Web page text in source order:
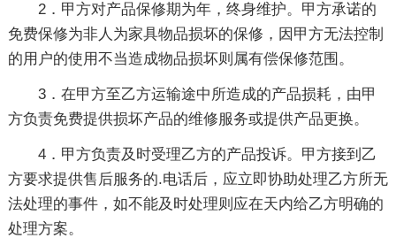
2．甲方对产品保修期为年，终身维护。甲方承诺的
免费保修为非人为家具物品损坏的保修，因甲方无法控制
的用户的使用不当造成物品损坏则属有偿保修范围。
3．在甲方至乙方运输途中所造成的产品损耗，由甲
方负责免费提供损坏产品的维修服务或提供产品更换。
4．甲方负责及时受理乙方的产品投诉。甲方接到乙
方要求提供售后服务的.电话后，应立即协助处理乙方所无
法处理的事件，如不能及时处理则应在天内给乙方明确的
处理方案。